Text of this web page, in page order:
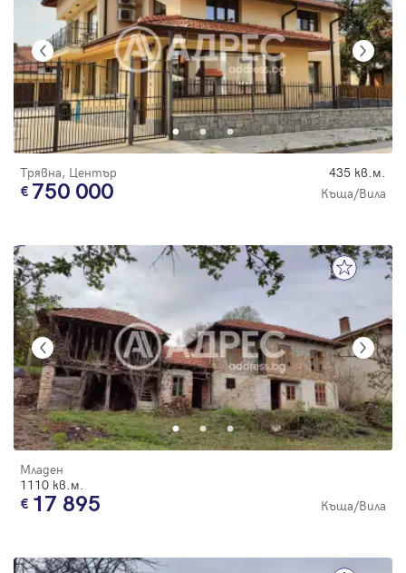
Трявна, Център 435 кв.м.
750 000 Къща/Вила
Младен
1110 кв.м.
17 895 Къща/Вила